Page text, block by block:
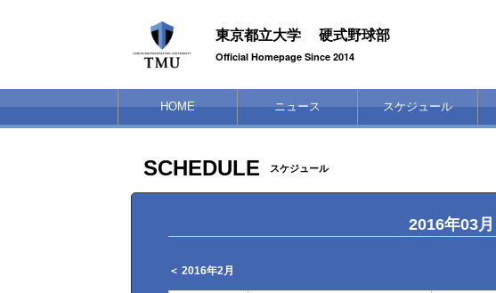
東京都立大学 硬式野球部
Official Homepage Since 2014
HOME ニュース スケジュール
SCHEDULE スケジュール
2016年03月
＜ 2016年2月